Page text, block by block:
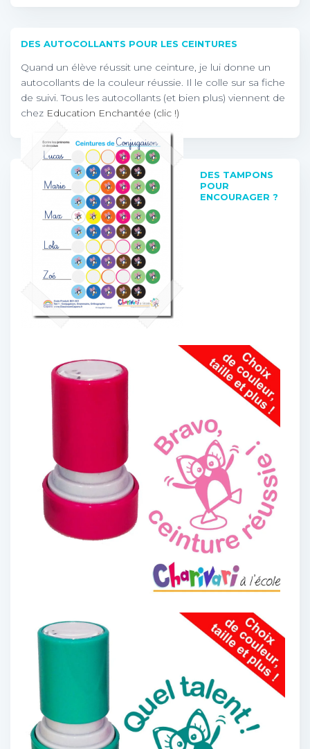
DES AUTOCOLLANTS POUR LES CEINTURES
Quand un élève réussit une ceinture, je lui donne un
autocollants de la couleur réussie. Il le colle sur sa fiche
de suivi. Tous les autocollants (et bien plus) viennent de
chez Education Enchantée (clic !)
DES TAMPONS
POUR
ENCOURAGER ?